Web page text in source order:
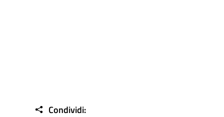
Condividi: